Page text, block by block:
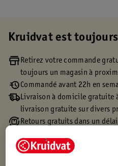
Kruidvat est
Retirez votre commande
toujours un magasin à
Commandé avant 22h en
Livraison à domicile gratuite
livraison gratuite sur divers
Retours gratuits dans un